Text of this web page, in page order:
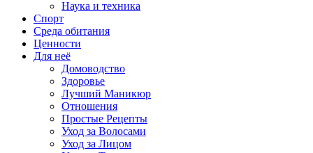
Наука и техника
Спорт
Среда обитания
Ценности
Для неё
Домоводство
Здоровье
Лучший Маникюр
Отношения
Простые Рецепты
Уход за Волосами
Уход за Лицом